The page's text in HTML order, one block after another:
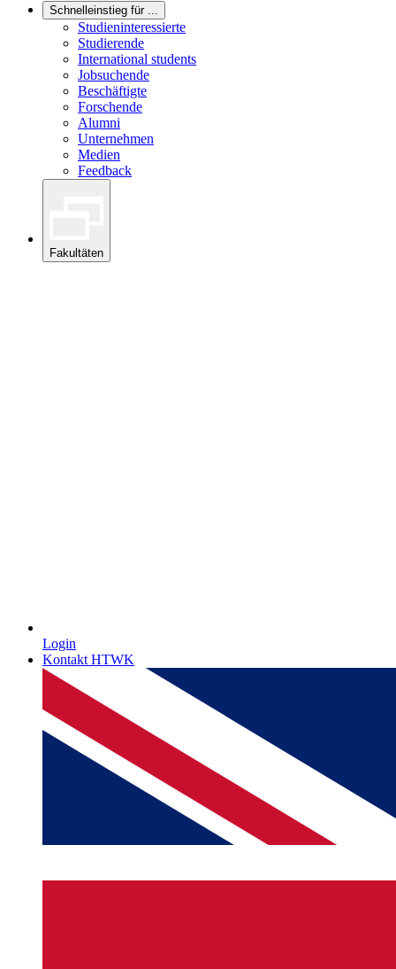
Schnelleinstieg für ...
Studieninteressierte
Studierende
International students
Jobsuchende
Beschäftigte
Forschende
Alumni
Unternehmen
Medien
Feedback
Fakultäten
Login
Kontakt HTWK